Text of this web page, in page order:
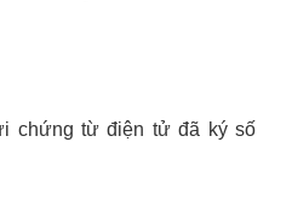
chứng từ điện tử đã ký số